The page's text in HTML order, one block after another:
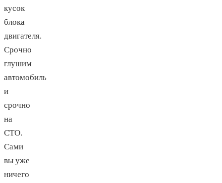
кусок
блока
двигателя.
Срочно
глушим
автомобиль
и
срочно
на
СТО.
Сами
вы уже
ничего